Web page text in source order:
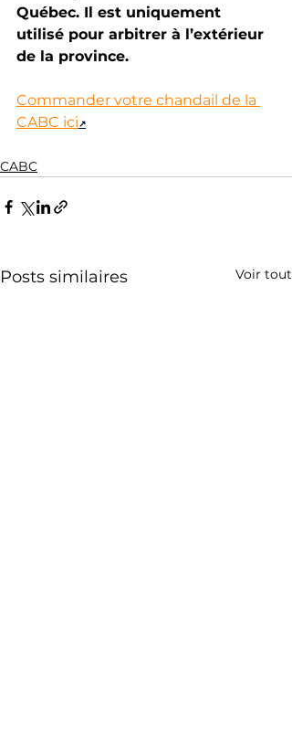
Québec. Il est uniquement
utilisé pour arbitrer à l’extérieur
de la province.
Commander votre chandail de la
CABC ici↗
CABC
Posts similaires Voir tout